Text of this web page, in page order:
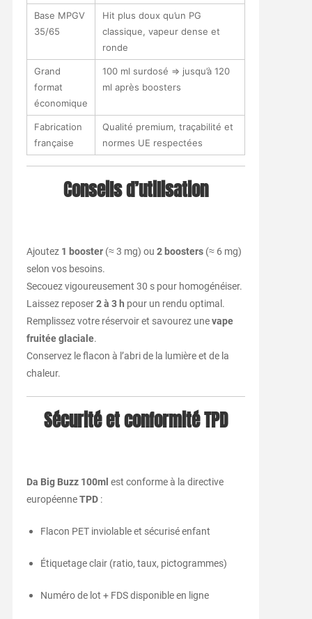
Base MPGV
35/65
Hit plus doux qu’un PG
classique, vapeur dense et
ronde
Grand
format
économique
100 ml surdosé ⇒ jusqu’à 120
ml après boosters
Fabrication
française
Qualité premium, traçabilité et
normes UE respectées
Conseils d’utilisation
Ajoutez 1 booster(≈ 3 mg) ou 2 boosters(≈ 6 mg)
selon vos besoins.
Secouez vigoureusement 30 s pour homogénéiser.
Laissez reposer2 à 3 h pour un rendu optimal.
Remplissez votre réservoir et savourez unevape
fruitée glaciale.
Conservez le flacon à l’abri de la lumière et de la
chaleur.
Sécurité et conformité TPD
Da Big Buzz 100ml est conforme à la directive
européenneTPD:
Flacon PET inviolable et sécurisé enfant
Étiquetage clair (ratio, taux, pictogrammes)
Numéro de lot + FDS disponible en ligne